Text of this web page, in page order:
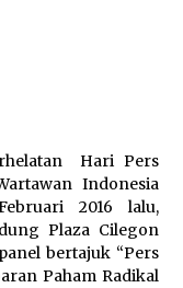
Enak di
Hari Pers
Indonesia
2016 lalu,
Plaza Cilegon
bertajuk “Pers
Paham Radikal